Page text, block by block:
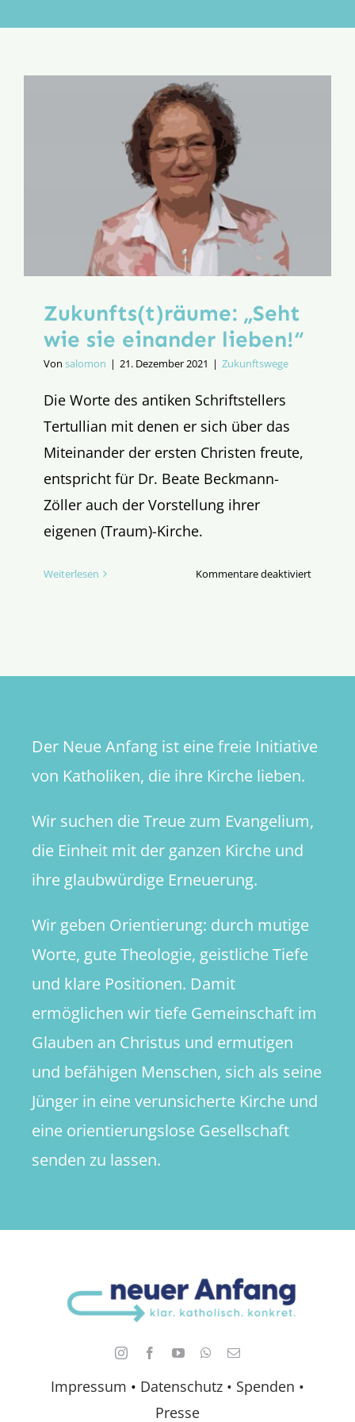
Aktion
Zukunfts(t)räume: „Seht
wie sie einander lieben!“
Von salomon | 21. Dezember 2021 | Zukunftswege
Die Worte des antiken Schriftstellers
Tertullian mit denen er sich über das
Miteinander der ersten Christen freute,
entspricht für Dr. Beate Beckmann-
Zöller auch der Vorstellung ihrer
eigenen (Traum)-Kirche.
Weiterlesen Kommentare deaktiviertfür
Impressum • Datenschutz • Spenden •
Presse
Der Neue Anfang ist eine freie Initiative
von Katholiken, die ihre Kirche lieben.
Wir suchen die Treue zum Evangelium,
die Einheit mit der ganzen Kirche und
ihre glaubwürdige Erneuerung.
Wir geben Orientierung: durch mutige
Worte, gute Theologie, geistliche Tiefe
und klare Positionen. Damit
ermöglichen wir tiefe Gemeinschaft im
Glauben an Christus und ermutigen
und befähigen Menschen, sich als seine
Jünger in eine verunsicherte Kirche und
eine orientierungslose Gesellschaft
senden zu lassen.